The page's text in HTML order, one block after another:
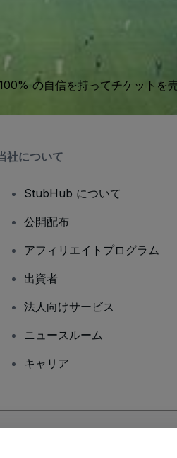
の自信を持ってチケットを
社について
StubHub について
公開配布
アフィリエイトプログラム
出資者
法人向けサービス
ニュースルーム
キャリア